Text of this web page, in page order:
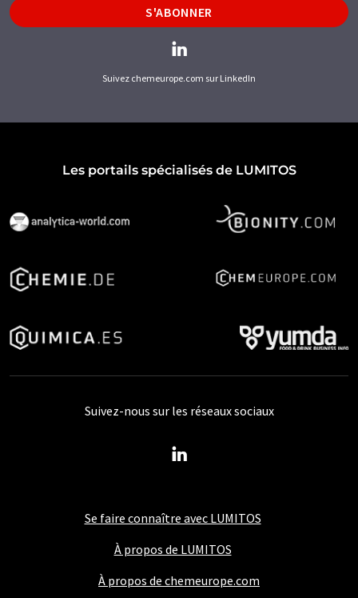
S'ABONNER
Suivez chemeurope.com sur LinkedIn
Les portails spécialisés de LUMITOS
Se faire connaître avec LUMITOS
À propos de LUMITOS
À propos de chemeurope.com
Suivez-nous sur les réseaux sociaux